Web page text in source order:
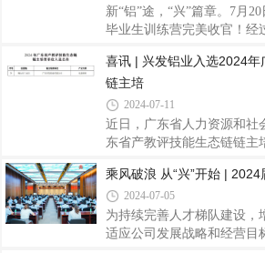
能源汽车用轻量化铝合金的
7005铝合金热变形行为研
7005铝合金的淬火敏感性研
合金组织性能的影响。专家
新“铝”途，“兴”篇章。7月
毕业生训练营完美收官！经
的了解，更在心态和思维上
他们从青涩的学子蜕变成了
人，为兴发的蓬勃发展注入
期间，我们不仅注重个人技
作与知识共享。7月20日上
思，进一步巩固培训成果，
表精心准备，围绕“基层”、“
喜讯 | 兴发铝业入选2024
链主培
2024-07-11
近日，广东省人力资源和社
东省产教评技能生态链链主
行业龙头企业，入选链主培
合发展助力产业集群高质量
通过“龙头企业出标准、出
生、出教师、出教学资源，
乘风破浪 从“兴”开始 |
2024-07-05
为持续完善人才梯队建设，
适应公司发展战略和经营目